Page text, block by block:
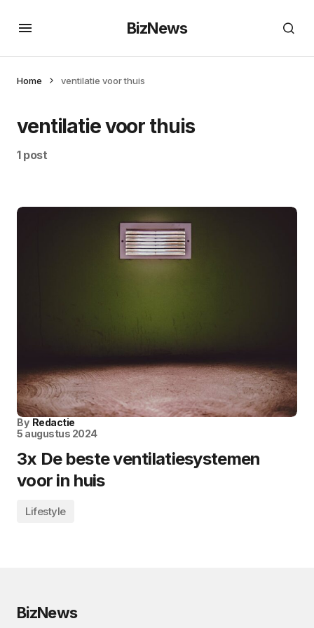
BizNews
Home ventilatie voor thuis
ventilatie voor thuis
1 post
By Redactie
5 augustus 2024
3x De beste ventilatiesystemen
voor in huis
Lifestyle
BizNews